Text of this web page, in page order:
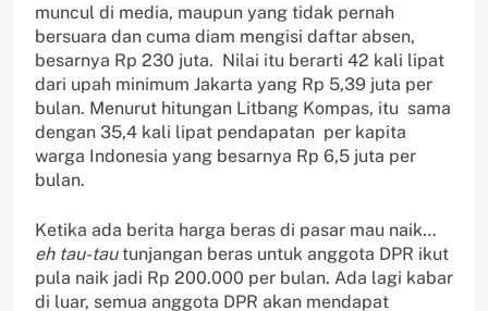
muncul di media, maupun yang tidak pernah
bersuara dan cuma diam mengisi daftar absen,
besarnya Rp 230 juta. Nilai itu berarti 42 kali lipat
dari upah minimum Jakarta yang Rp 5,39 juta per
bulan. Menurut hitungan Litbang Kompas, itu sama
dengan 35,4 kali lipat pendapatan per kapita
warga Indonesia yang besarnya Rp 6,5 juta per
bulan.
Ketika ada berita harga beras di pasar mau naik…
eh tau-tautunjangan beras untuk anggota DPR ikut
pula naik jadi Rp 200.000 per bulan. Ada lagi kabar
di luar, semua anggota DPR akan mendapat